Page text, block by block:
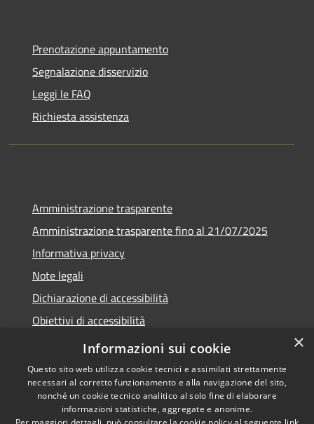
Prenotazione appuntamento
Segnalazione disservizio
Leggi le FAQ
Richiesta assistenza
Amministrazione trasparente
Amministrazione trasparente fino al 21/07/2025
Informativa privacy
Note legali
Dichiarazione di accessibilità
Obiettivi di accessibilità
Piano di miglioramento
Copyright © 2026 • Comune di
×
Informazioni sui cookie
Questo sito web utilizza cookie tecnici e assimilati strettamente
necessari al corretto funzionamento e alla navigazione del sito,
nonché un cookie tecnico analitico al solo fine di elaborare
informazioni statistiche, aggregate e anonime.